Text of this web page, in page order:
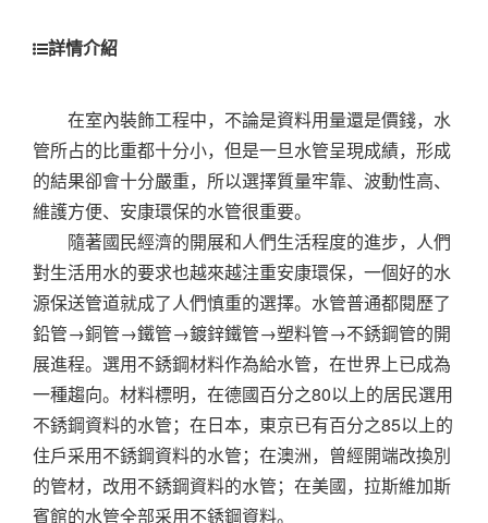
詳情介紹
在室內裝飾工程中，不論是資料用量還是價錢，水
管所占的比重都十分小，但是一旦水管呈現成績，形成
的結果卻會十分嚴重，所以選擇質量牢靠、波動性高、
維護方便、安康環保的水管很重要。
隨著國民經濟的開展和人們生活程度的進步，人們
對生活用水的要求也越來越注重安康環保，一個好的水
源保送管道就成了人們慎重的選擇。水管普通都閱歷了
鉛管→銅管→鐵管→鍍鋅鐵管→塑料管→不銹鋼管的開
展進程。 選用不銹鋼材料作為給水管，在世界上已成為
一種趨向。材料標明，在德國百分之80以上的居民選用
不銹鋼資料的水管；在日本，東京已有百分之85以上的
住戶采用不銹鋼資料的水管；在澳洲，曾經開端改換別
的管材，改用不銹鋼資料的水管；在美國，拉斯維加斯
賓館的水管全部采用不銹鋼資料。